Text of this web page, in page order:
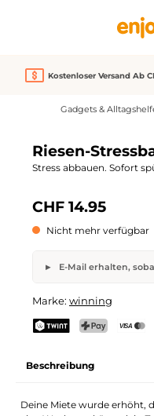
Kostenloser Versand Ab
Gadgets &
Nicht verfügbar
Riesen-
Stress abbauen. Sofort
CHF 14.95
Nicht mehr verfügbar
E-Mail erhalten,
Dein Name
Marke: winning
Beschreibung
Deine Miete wurde erhöht,